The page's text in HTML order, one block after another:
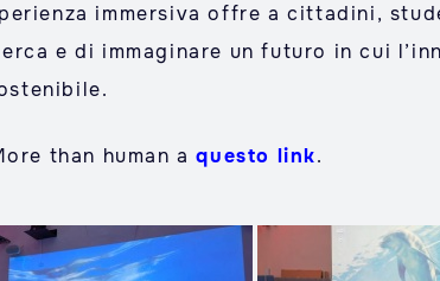
immersiva offre a cittadini,
e di immaginare un futuro in cui
than human aquesto link.